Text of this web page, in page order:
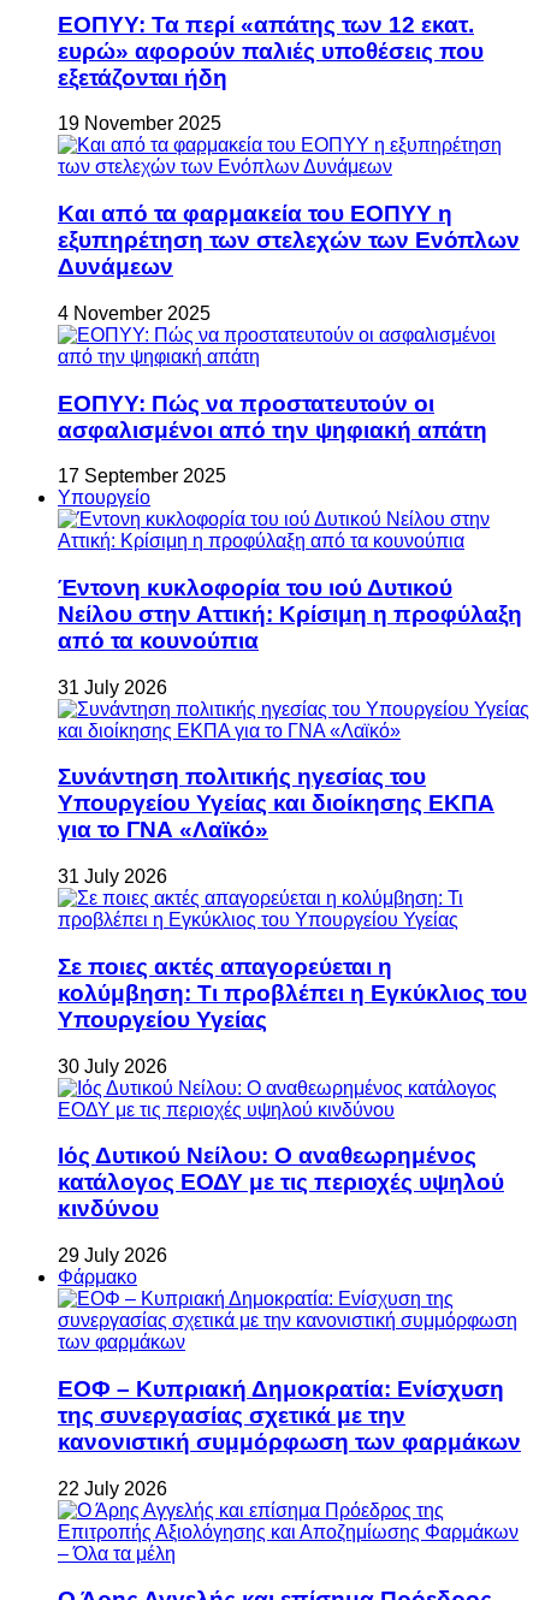
ΕΟΠΥΥ: Τα περί «απάτης των 12 εκατ.
ευρώ» αφορούν παλιές υποθέσεις που
εξετάζονται ήδη
19 November 2025
Και από τα φαρμακεία του ΕΟΠΥΥ η
εξυπηρέτηση των στελεχών των Ενόπλων
Δυνάμεων
4 November 2025
ΕΟΠΥΥ: Πώς να προστατευτούν οι
ασφαλισμένοι από την ψηφιακή απάτη
17 September 2025
Υπουργείο
Έντονη κυκλοφορία του ιού Δυτικού
Νείλου στην Αττική: Κρίσιμη η προφύλαξη
από τα κουνούπια
31 July 2026
Συνάντηση πολιτικής ηγεσίας του
Υπουργείου Υγείας και διοίκησης ΕΚΠΑ
για το ΓΝΑ «Λαϊκό»
31 July 2026
Σε ποιες ακτές απαγορεύεται η
κολύμβηση: Τι προβλέπει η Εγκύκλιος του
Υπουργείου Υγείας
30 July 2026
Ιός Δυτικού Νείλου: Ο αναθεωρημένος
κατάλογος ΕΟΔΥ με τις περιοχές υψηλού
κινδύνου
29 July 2026
Φάρμακο
ΕΟΦ – Κυπριακή Δημοκρατία: Ενίσχυση
της συνεργασίας σχετικά με την
κανονιστική συμμόρφωση των φαρμάκων
22 July 2026